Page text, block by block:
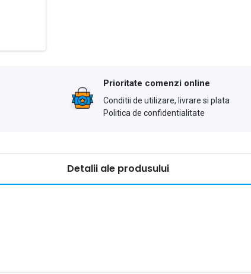
Prioritate comenzi online
Conditii de utilizare, livrare si plata
Politica de confidentialitate
Detalii ale produsului